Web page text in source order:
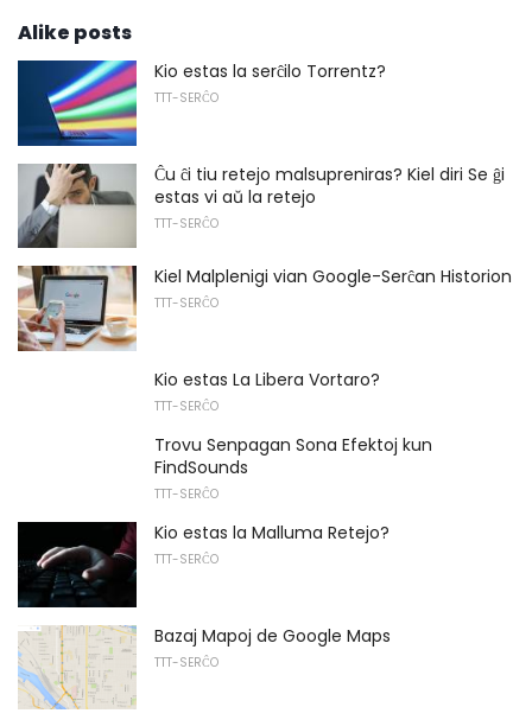
Alike posts
Kio estas la serĉilo Torrentz?
TTT-SERĈO
Ĉu ĉi tiu retejo malsupreniras? Kiel diri Se ĝi
estas vi aŭ la retejo
TTT-SERĈO
Kiel Malplenigi vian Google-Serĉan Historion
TTT-SERĈO
Kio estas La Libera Vortaro?
TTT-SERĈO
Trovu Senpagan Sona Efektoj kun
FindSounds
TTT-SERĈO
Kio estas la Malluma Retejo?
TTT-SERĈO
Bazaj Mapoj de Google Maps
TTT-SERĈO